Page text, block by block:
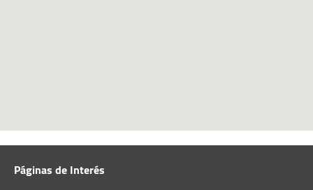
Páginas de Interés